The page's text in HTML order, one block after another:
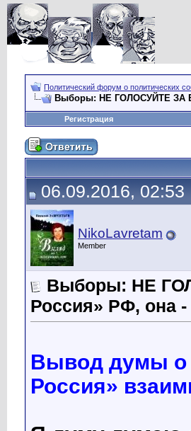
Политический форум о политических
Выборы: НЕ ГОЛОСУЙТЕ ЗА
Регистрация
06.09.2016, 02:53
NikoLavretam
Member
Выборы: НЕ
Россия» РФ, она -
Вывод думы о
Россия»